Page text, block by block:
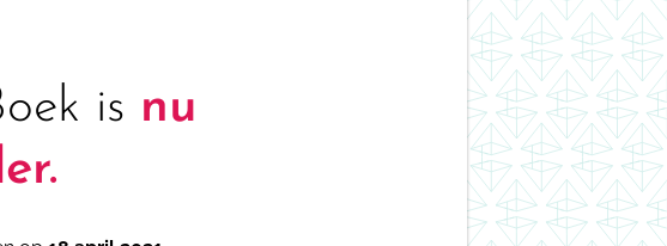
is nu